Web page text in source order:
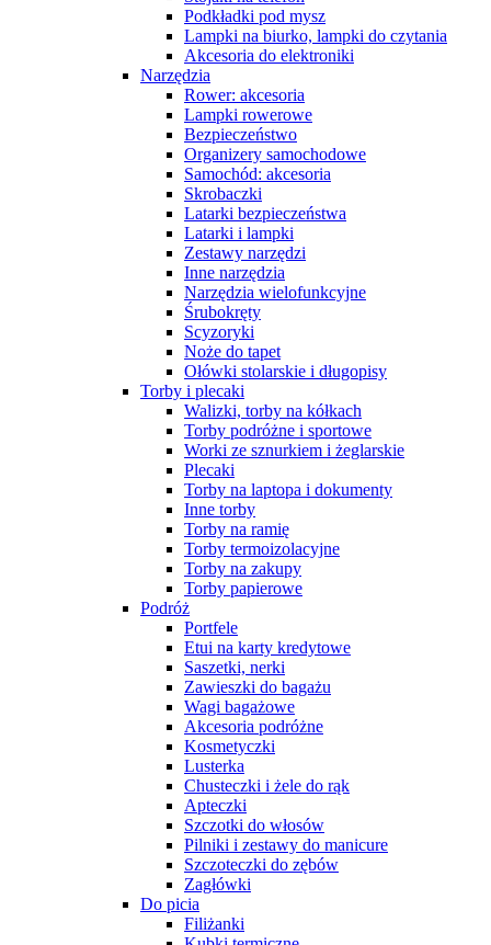
Podkładki pod mysz
Lampki na biurko, lampki do czytania
Akcesoria do elektroniki
Narzędzia
Rower: akcesoria
Lampki rowerowe
Bezpieczeństwo
Organizery samochodowe
Samochód: akcesoria
Skrobaczki
Latarki bezpieczeństwa
Latarki i lampki
Zestawy narzędzi
Inne narzędzia
Narzędzia wielofunkcyjne
Śrubokręty
Scyzoryki
Noże do tapet
Ołówki stolarskie i długopisy
Torby i plecaki
Walizki, torby na kółkach
Torby podróżne i sportowe
Worki ze sznurkiem i żeglarskie
Plecaki
Torby na laptopa i dokumenty
Inne torby
Torby na ramię
Torby termoizolacyjne
Torby na zakupy
Torby papierowe
Podróż
Portfele
Etui na karty kredytowe
Saszetki, nerki
Zawieszki do bagażu
Wagi bagażowe
Akcesoria podróżne
Kosmetyczki
Lusterka
Chusteczki i żele do rąk
Apteczki
Szczotki do włosów
Pilniki i zestawy do manicure
Szczoteczki do zębów
Zagłówki
Do picia
Filiżanki